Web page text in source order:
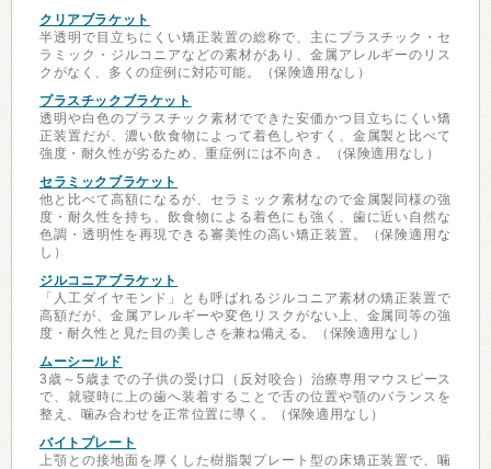
クリアブラケット
半透明で目立ちにくい矯正装置の総称で、主にプラスチック・セ
ラミック・ジルコニアなどの素材があり、金属アレルギーのリス
クがなく、多くの症例に対応可能。（保険適用なし）
プラスチックブラケット
透明や白色のプラスチック素材でできた安価かつ目立ちにくい矯
正装置だが、濃い飲食物によって着色しやすく、金属製と比べて
強度・耐久性が劣るため、重症例には不向き。（保険適用なし）
セラミックブラケット
他と比べて高額になるが、セラミック素材なので金属製同様の強
度・耐久性を持ち、飲食物による着色にも強く、歯に近い自然な
色調・透明性を再現できる審美性の高い矯正装置。（保険適用な
し）
ジルコニアブラケット
「人工ダイヤモンド」とも呼ばれるジルコニア素材の矯正装置で
高額だが、金属アレルギーや変色リスクがない上、金属同等の強
度・耐久性と見た目の美しさを兼ね備える。（保険適用なし）
ムーシールド
3歳～5歳までの子供の受け口（反対咬合）治療専用マウスピース
で、就寝時に上の歯へ装着することで舌の位置や顎のバランスを
整え、噛み合わせを正常位置に導く。（保険適用なし）
バイトプレート
上顎との接地面を厚くした樹脂製プレート型の床矯正装置で、噛